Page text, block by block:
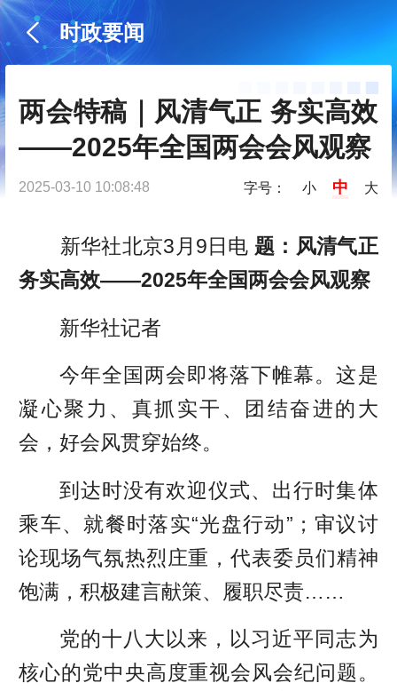
时政要闻
两会特稿｜风清气正 务实高效
——2025年全国两会会风观察
2025-03-10 10:08:48 字号： 小 中 大
新华社北京3月9日电 题：风清气正
务实高效——2025年全国两会会风观察
新华社记者
今年全国两会即将落下帷幕。这是
凝心聚力、真抓实干、团结奋进的大
会，好会风贯穿始终。
到达时没有欢迎仪式、出行时集体
乘车、就餐时落实“光盘行动”；审议讨
论现场气氛热烈庄重，代表委员们精神
饱满，积极建言献策、履职尽责……
党的十八大以来，以习近平同志为
核心的党中央高度重视会风会纪问题。